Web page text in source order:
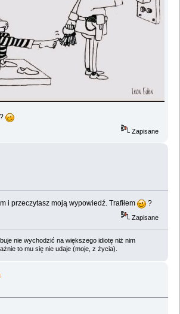
Zapisane
i przeczytasz moją wypowiedź. Trafiłem ?
Zapisane
nie wychodzić na większego idiotę niż nim
to mu się nie udaje (moje, z życia).